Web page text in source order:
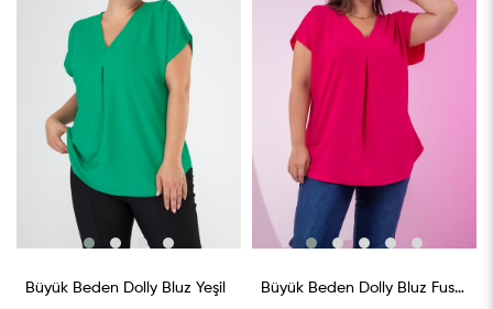
Büyük Beden Dolly Bluz Yeşil Büyük Beden Dolly Bluz Fusya